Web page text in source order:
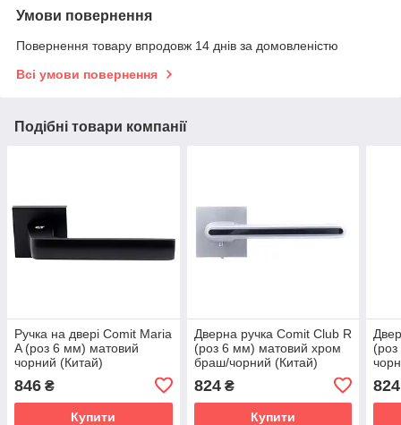
Умови повернення
Повернення товару впродовж 14 днів за домовленістю
Всі умови повернення
Подібні товари компанії
Ручка на двері Comit Maria
A (роз 6 мм) матовий
чорний (Китай)
846 ₴
Купити
Дверна ручка Comit Club R
(роз 6 мм) матовий хром
браш/чорний (Китай)
824₴
Купити
824